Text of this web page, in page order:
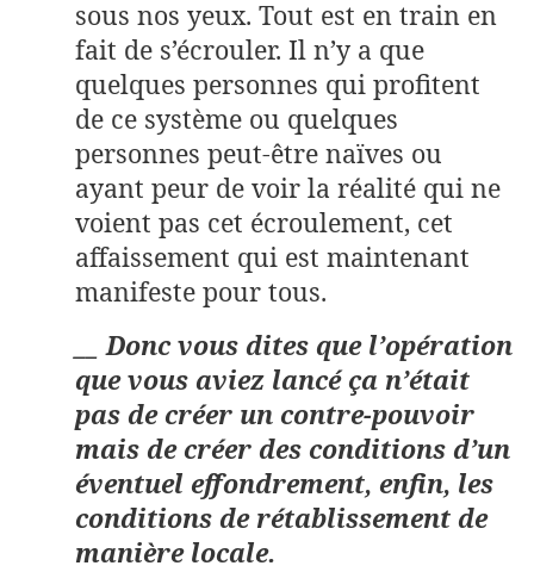
sous nos yeux. Tout est en train en
fait de s’écrouler. Il n’y a que
quelques personnes qui profitent
de ce système ou quelques
personnes peut-être naïves ou
ayant peur de voir la réalité qui ne
voient pas cet écroulement, cet
affaissement qui est maintenant
manifeste pour tous.
__ Donc vous dites que l’opération
que vous aviez lancé ça n’était
pas de créer un contre-pouvoir
mais de créer des conditions d’un
éventuel effondrement, enfin, les
conditions de rétablissement de
manière locale.